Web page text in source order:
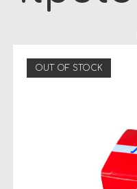
OUT OF STOCK